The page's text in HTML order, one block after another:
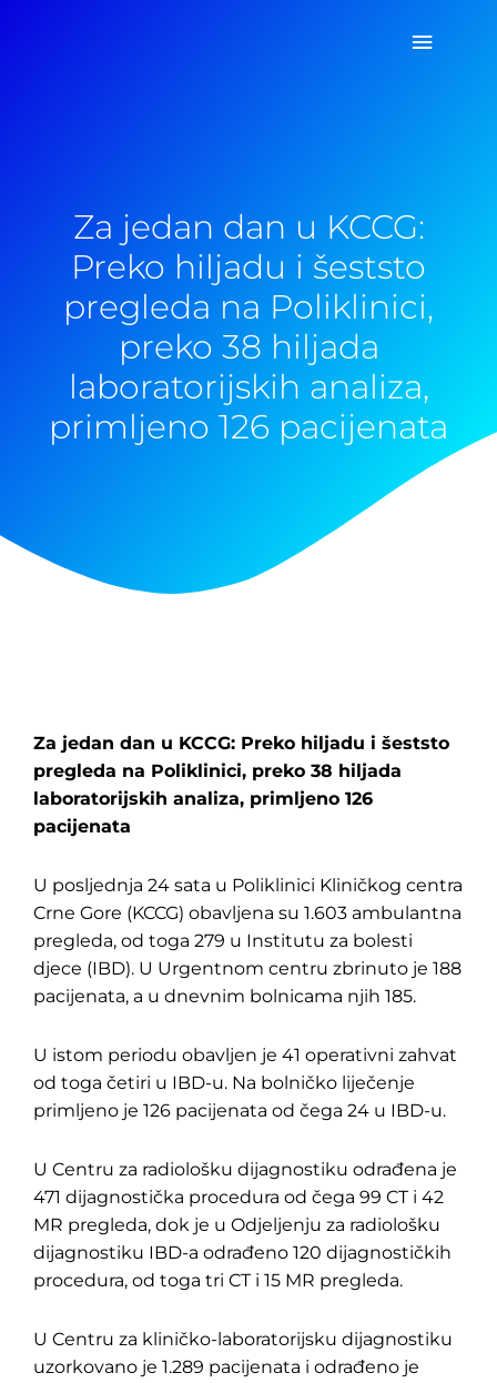
Glavni
Za jedan dan u KCCG:
Preko hiljadu i šeststo
pregleda na Poliklinici,
preko 38 hiljada
laboratorijskih analiza,
primljeno 126 pacijenata
Za jedan dan u KCCG: Preko hiljadu i šeststo
pregleda na Poliklinici, preko 38 hiljada
laboratorijskih analiza, primljeno 126
pacijenata
U posljednja 24 sata u Poliklinici Kliničkog centra
Crne Gore (KCCG) obavljena su 1.603 ambulantna
pregleda, od toga 279 u Institutu za bolesti
djece (IBD). U Urgentnom centru zbrinuto je 188
pacijenata, a u dnevnim bolnicama njih 185.
U istom periodu obavljen je 41 operativni zahvat
od toga četiri u IBD-u. Na bolničko liječenje
primljeno je 126 pacijenata od čega 24 u IBD-u.
U Centru za radiološku dijagnostiku odrađena je
471 dijagnostička procedura od čega 99 CT i 42
MR pregleda, dok je u Odjeljenju za radiološku
dijagnostiku IBD-a odrađeno 120 dijagnostičkih
procedura, od toga tri CT i 15 MR pregleda.
U Centru za kliničko-laboratorijsku dijagnostiku
uzorkovano je 1.289 pacijenata i odrađeno je